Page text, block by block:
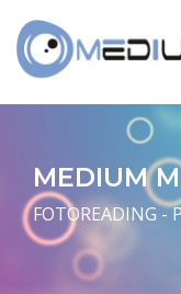
MEDIUM
FOTOREADING -